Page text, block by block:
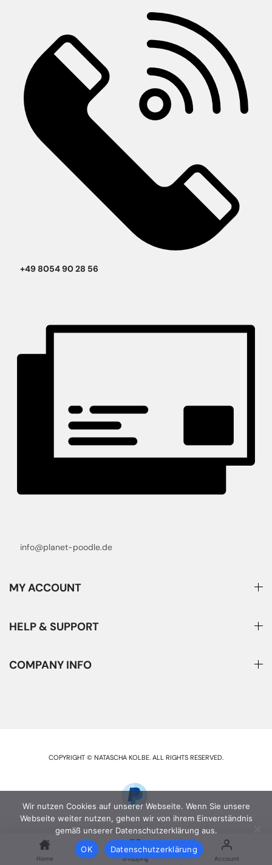
+49 8054 90 28 56
info@planet-poodle.de
MY ACCOUNT
HELP & SUPPORT
COMPANY INFO
COPYRIGHT © NATASCHA KOLBE. ALL RIGHTS RESERVED.
Home Shopping Account
Wir nutzen Cookies auf unserer Webseite. Wenn Sie unsere
Webseite weiter nutzen, gehen wir von ihrem Einverständnis
gemäß unserer Datenschutzerklärung aus.
OK
Datenschutzerklärung